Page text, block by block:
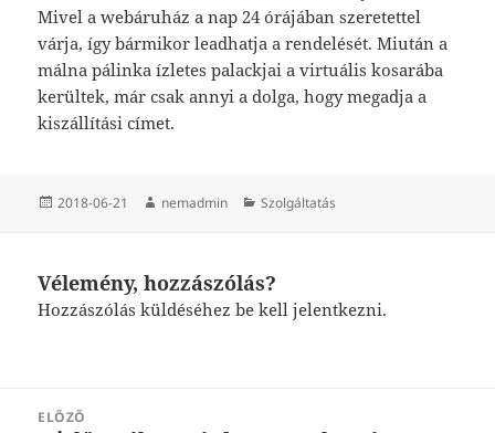
Mivel a webáruház a nap 24 órájában szeretettel
várja, így bármikor leadhatja a rendelését. Miután a
málna pálinka ízletes palackjai a virtuális kosarába
kerültek, már csak annyi a dolga, hogy megadja a
kiszállítási címet.
Közzétéve
2018-06-21 Szerző
nemadmin Kategória
Szolgáltatás
Vélemény, hozzászólás?
Hozzászólás küldéséhezbe kell jelentkezni.
navigáció
ELŐZŐ